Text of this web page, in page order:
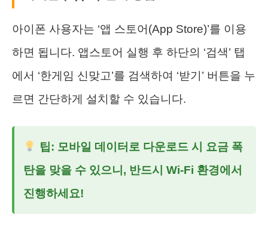
아이폰 사용자는 ‘앱 스토어(App Store)’를 이용
하면 됩니다. 앱스토어 실행 후 하단의 ‘검색’ 탭
에서 ‘한게임 신맞고’를 검색하여 ‘받기’ 버튼을 누
르면 간단하게 설치할 수 있습니다.
팁: 모바일 데이터로 다운로드 시 요금 폭
탄을 맞을 수 있으니, 반드시 Wi-Fi 환경에서
진행하세요!